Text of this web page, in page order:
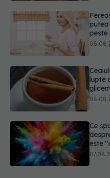
lupte
Ce
este